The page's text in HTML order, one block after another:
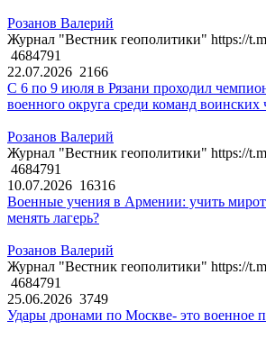
Розанов Валерий
Журнал "Вестник геополитики" https://
4684791
22.07.2026 2166
С 6 по 9 июля в Рязани проходил
военного округа среди команд воинских
Розанов Валерий
Журнал "Вестник геополитики" https://
4684791
10.07.2026 16316
Военные учения в Армении: учить
менять лагерь?
Розанов Валерий
Журнал "Вестник геополитики" https://
4684791
25.06.2026 3749
Удары дронами по Москве- это военное